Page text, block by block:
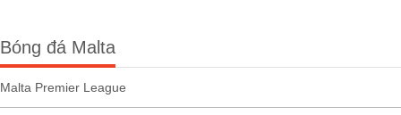
Bóng đá Malta
Malta Premier League